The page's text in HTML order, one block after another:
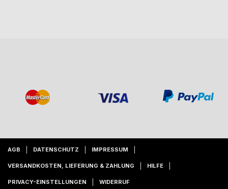
AGB DATENSCHUTZ IMPRESSUM
VERSANDKOSTEN, LIEFERUNG & ZAHLUNG HILFE
PRIVACY-EINSTELLUNGEN WIDERRUF